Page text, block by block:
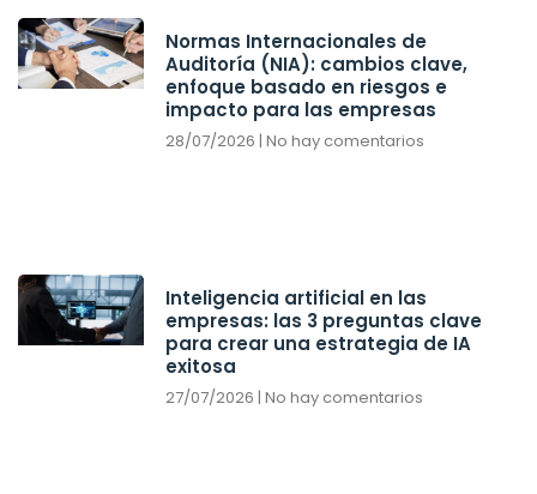
Normas Internacionales de
Auditoría (NIA): cambios clave,
enfoque basado en riesgos e
impacto para las empresas
28/07/2026 No hay comentarios
Inteligencia artificial en las
empresas: las 3 preguntas clave
para crear una estrategia de IA
exitosa
27/07/2026 No hay comentarios